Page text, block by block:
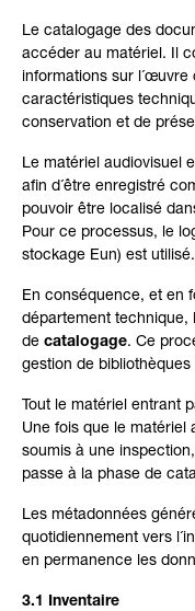
Le catalogage des
accéder au matériel. Il
informations sur
caractéristiques
conservation et de
Le matériel audiovisuel
afin d´être enregistré
pouvoir être localisé
Pour ce processus, le
stockage Eun) est utilisé.
En conséquence, et en
département technique,
de catalogage. Ce
gestion de
Tout le matériel entrant
Une fois que le matériel
soumis à une
passe à la phase de
Les métadonnées
quotidiennement vers
en permanence les
3.1 Inventaire